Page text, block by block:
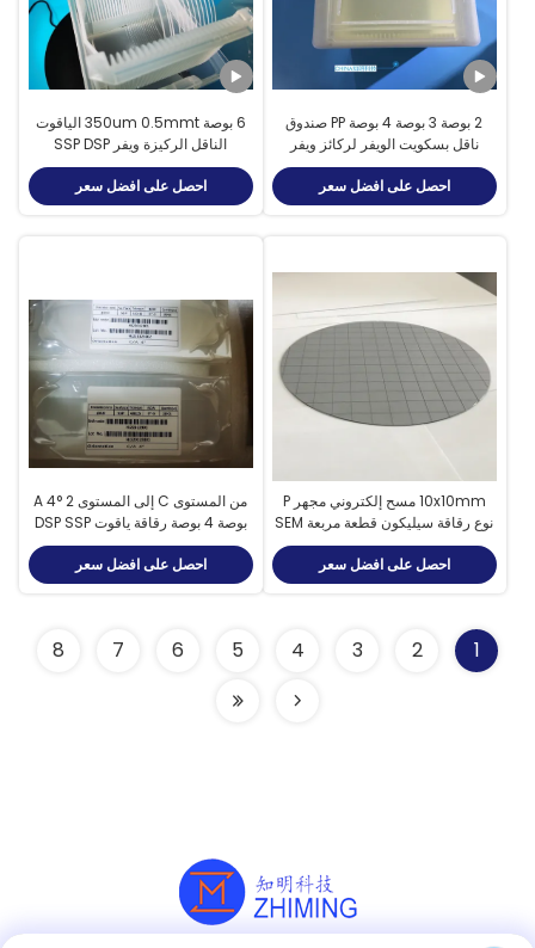
2 بوصة 3 بوصة 4 بوصة PP صندوق
ناقل بسكويت الويفر لركائز ويفر
مربعة
احصل على افضل سعر
6 بوصة 350um 0.5mmt الياقوت
الناقل الركيزة ويفر SSP DSP
احصل على افضل سعر
10x10mm مسح إلكتروني مجهر P
نوع رقاقة سيليكون قطعة مربعة SEM
احصل على افضل سعر
من المستوى C إلى المستوى A 4° 2
بوصة 4 بوصة رقاقة ياقوت DSP SSP
ركيزة ياقوت
احصل على افضل سعر
1
2
3
4
5
6
7
8